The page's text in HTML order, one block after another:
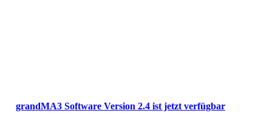
grandMA3 Software Version 2.4 ist jetzt verfügbar